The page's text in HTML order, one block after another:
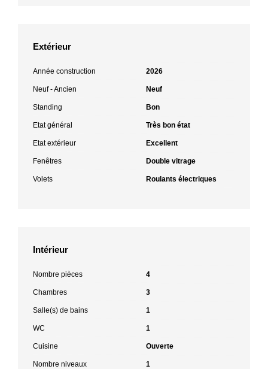
Extérieur
Année construction 2026
Neuf - Ancien Neuf
Standing Bon
Etat général Très bon état
Etat extérieur Excellent
Fenêtres Double vitrage
Volets Roulants électriques
Intérieur
Nombre pièces 4
Chambres 3
Salle(s) de bains 1
WC 1
Cuisine Ouverte
Nombre niveaux 1